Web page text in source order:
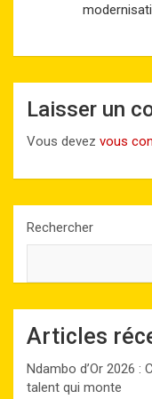
Laisser un
Vous devez vous
Rechercher
Articles
Ndambo d’Or 2026 :
talent qui monte